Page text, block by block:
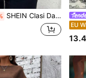
SHEIN Clasi Dame afslappet tanktop med polkaprikker og striber, V-hals, sommer, egnet til udeliv, smarte bluser til kvinder
EU